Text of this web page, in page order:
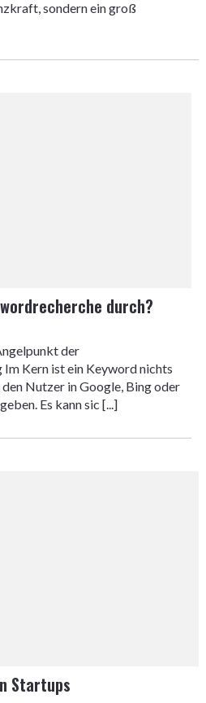
sondern ein groß
durch?
der
Kern ist ein Keyword nichts
Nutzer in Google, Bing oder
Es kann sic [...]
Startups